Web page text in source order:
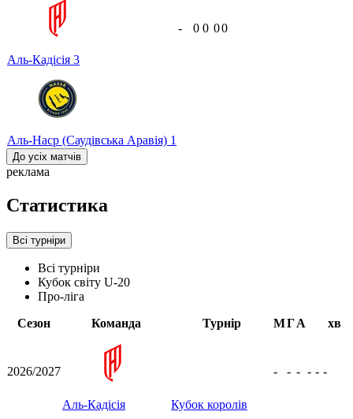
Аль-Кадісія 3
Аль-Наср (Саудівська Аравія) 1
- 0 0 00
До усіх матчів
реклама
Статистика
Всі турніри
Всі турніри
Кубок світу U-20
Про-ліга
Сезон
Команда Турнір МГА хв
2026/2027
Аль-Кадісія Кубок королів
- - - - - -